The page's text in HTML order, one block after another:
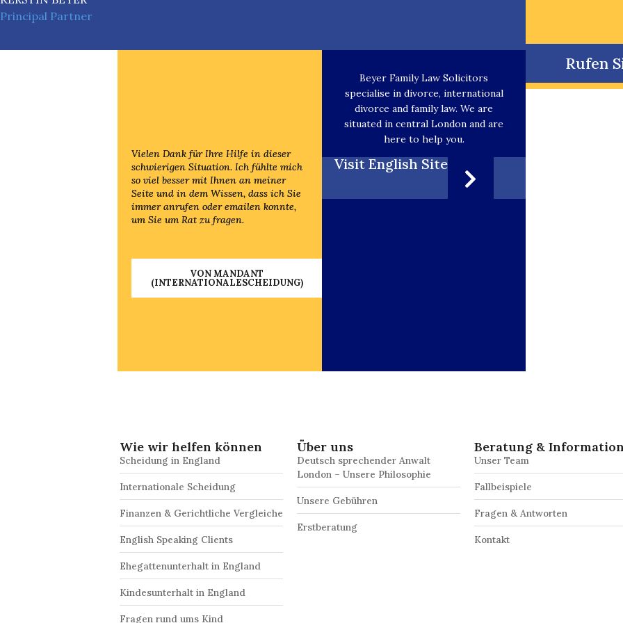
Principal Partner
Rufen
Vielen Dank für Ihre Hilfe in dieser
schwierigen Situation. Ich fühlte mich
so viel besser mit Ihnen an meiner
Seite und in dem Wissen, dass ich Sie
immer anrufen oder emailen konnte,
um Sie um Rat zu fragen.
VON MANDANT
(INTERNATIONALESCHEIDUNG)
Vielen Dank für Ihre Hilfe in dieser
schwierigen Situation. Ich fühlte mich
so viel besser mit Ihnen an meiner
Seite und in dem Wissen, dass ich Sie
immer anrufen oder emailen konnte,
um Sie um Rat zu fragen.
VON MANDANT
(INTERNATIONALESCHEIDUNG)
Beyer Family Law Solicitors
specialise in divorce, international
divorce and family law. We are
situated in central London and are
here to help you.
Visit English Site
Wie wir helfen können
Scheidung in England
Internationale Scheidung
Finanzen & Gerichtliche Vergleiche
English Speaking Clients
Ehegattenunterhalt in England
Kindesunterhalt in England
Fragen rund ums Kind
Über uns
Deutsch sprechender Anwalt
London – Unsere Philosophie
Unsere Gebühren
Erstberatung
Beratung & Information
Unser Team
Fallbeispiele
Fragen & Antworten
Kontakt